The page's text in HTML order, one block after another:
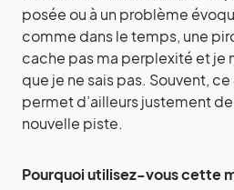
posée ou à un problème
comme dans le temps, une
cache pas ma perplexité et je
que je ne sais pas. Souvent, ce
permet d’ailleurs justement
nouvelle piste.
Pourquoi utilisez-vous cette